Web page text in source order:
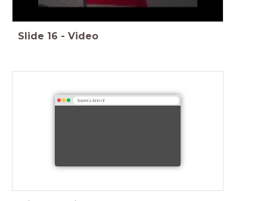
Slide 16 - Video
3opreis.bnn.nl